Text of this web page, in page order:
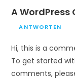
A
ANTWORTEN
Hi, this is a
To get started
comments,